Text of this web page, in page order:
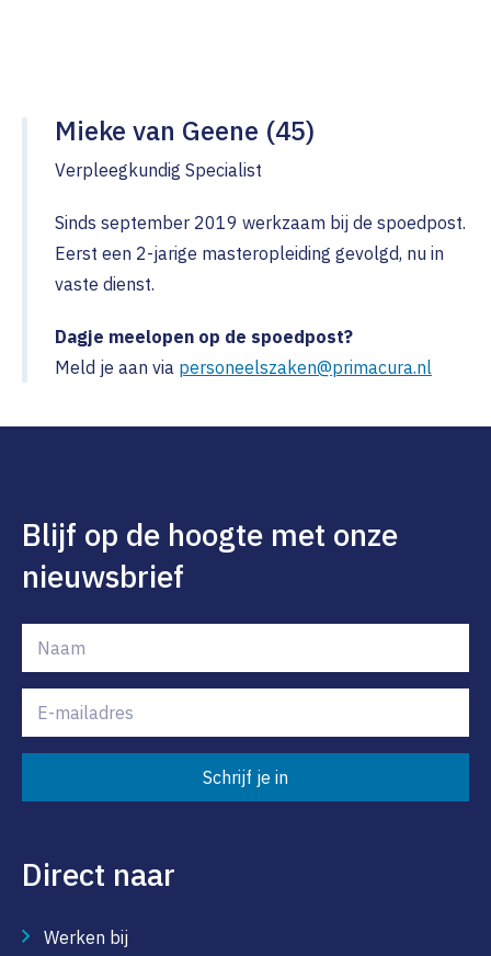
Mieke van Geene (45)
Verpleegkundig Specialist
Sinds september 2019 werkzaam bij de spoedpost.
Eerst een 2-jarige masteropleiding gevolgd, nu in
vaste dienst.
Dagje meelopen op de spoedpost?
Meld je aan via personeelszaken@primacura.nl
Blijf op de hoogte met onze
nieuwsbrief
Schrijf je in
Direct naar
Werken bij